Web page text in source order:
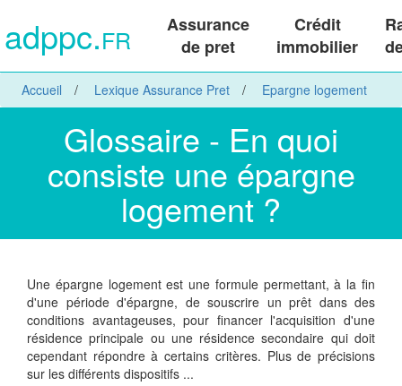
adppc.FR
Assurance
de pret
Crédit
immobilier
Accueil Lexique Assurance Pret Epargne logement
Glossaire - En quoi
consiste une épargne
logement ?
Une épargne logement est une formule permettant, à la fin
d'une période d'épargne, de souscrire un prêt dans des
conditions avantageuses, pour financer l'acquisition d'une
résidence principale ou une résidence secondaire qui doit
cependant répondre à certains critères. Plus de précisions
sur les différents dispositifs ...